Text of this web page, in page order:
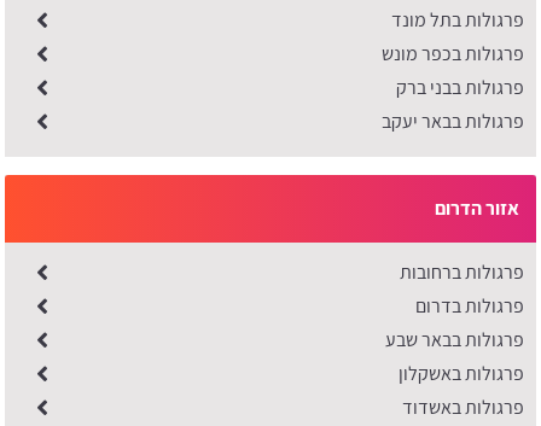
פרגולות בתל מונד
פרגולות בכפר מונש
פרגולות בבני ברק
פרגולות בבאר יעקב
אזור הדרום
פרגולות ברחובות
פרגולות בדרום
פרגולות בבאר שבע
פרגולות באשקלון
פרגולות באשדוד